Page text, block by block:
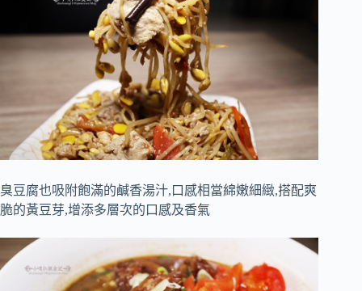
臭豆腐也吸附飽滿的鹹香湯汁,口感相當綿嫩細緻,搭配爽
脆的黃豆芽,增添多層次的口感及香氣